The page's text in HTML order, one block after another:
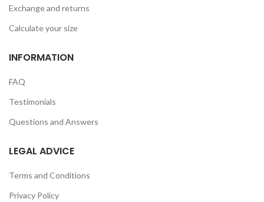
Exchange and returns
Calculate your size
INFORMATION
FAQ
Testimonials
Questions and Answers
LEGAL ADVICE
Terms and Conditions
Privacy Policy